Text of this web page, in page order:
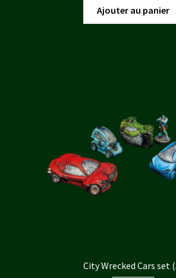
initial
était :
Ajouter au panier
City Wrecked Cars set